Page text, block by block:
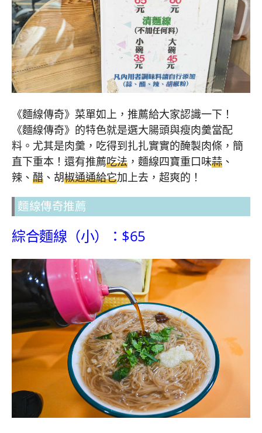
《麵線傳奇》菜單如上，推薦給大家認識一下！
《麵線傳奇》的特色就是選大腸頭與瘦肉羹當配
料。尤其是肉羹，吃得到扎扎實實的醃製肉條，簡
直下重本！還有推薦吃法 ，麵線四寶重口味蒜 、
辣、 醋 、胡椒通通給它加上去，超爽的！
麵線傳奇推薦
綜合麵線（小）：$65